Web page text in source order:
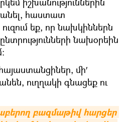
հաստատ
եք, որ նախկիններն
նախօրեին
մի′
ուղղակի գնացեք ու
բազմաթիվ հարցեր